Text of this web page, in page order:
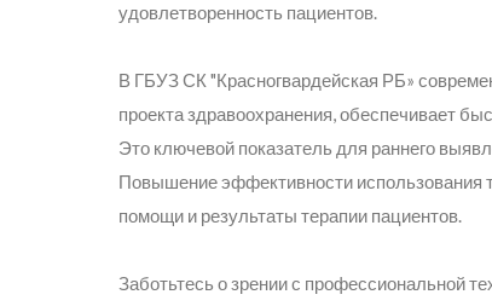
удовлетворенность пациентов.
В ГБУЗ СК "Красногвардейская РБ»
проекта здравоохранения, обеспечивает
Это ключевой показатель для раннего
Повышение эффективности использования
помощи и результаты терапии пациентов.
Заботьтесь о зрении с профессиональной